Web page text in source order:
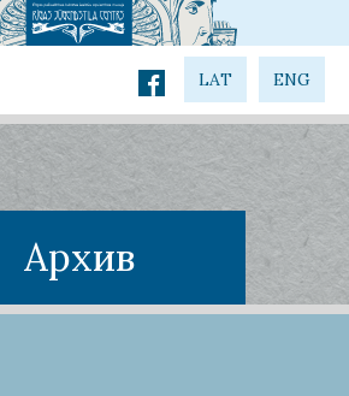
LAT ENG
Архив